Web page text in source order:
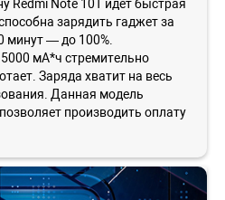
Redmi Note 10Т идет быстрая
зарядить гаджет за
минут — до 100%.
мА*ч стремительно
Заряда хватит на весь
Данная модель
производить оплату